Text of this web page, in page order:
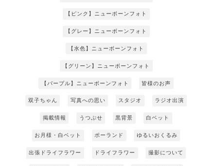
【ピンク】ニューボーンフォト
【グレー】ニューボーンフォト
【水色】ニューボーンフォト
【グリーン】ニューボーンフォト
【パープル】ニューボーンフォト 皆様のお声
双子ちゃん 写真への思い スタジオ ラジオ出演
掲載情報 うつぶせ 黒背景 白ベット
お月様・白ベット ポーランド ゆるいおくるみ
出張ドライフラワー ドライフラワー 撮影について